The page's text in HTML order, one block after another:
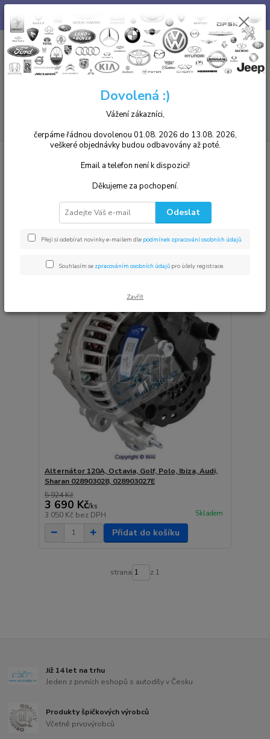
autoservisu jsme Vám k dispozici. Tel. 739 255 412 :)
CZK
+420 739255412
8.00 - 17.00
0ks
za0,00 Kč
Nejlevnější Nejdražší
Zobrazuji 1-1 z 1
Alternátor 120A, Octavia, Golf, Polo, Ibiza, Audi,
Sharan 028903028, 028903027E
5 924 Kč
3 690 Kč/ks
3 050 Kč bez DPH Skladem
Přidat do košíku
strana z 1
Již 14 let na trhu
Jeden z prvních eshopů s autodíly v Česku
Produkty špičkových výrobců
Včetně prvovýrobců
Dovolená :)
Vážení zákazníci,
čerpáme řádnou dovolenou 01.08. 2026 do 13.08. 2026,
veškeré objednávky budou odbavovány až poté.
Email a telefon není k dispozici!
Děkujeme za pochopení.
Odeslat
Přeji si odebírat novinky e-mailem dle podmínek zpracování osobních údajů.
Souhlasím se zpracováním osobních údajů pro účely registrace.
Zavřít